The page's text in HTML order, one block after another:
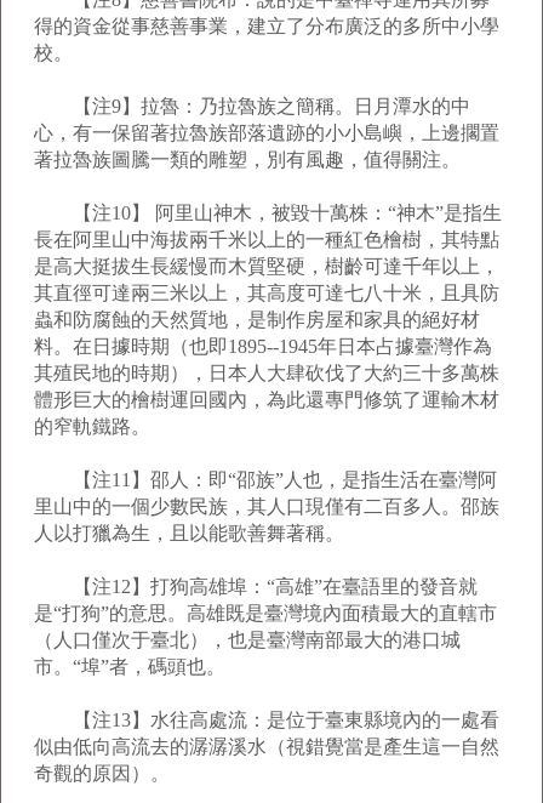
得的資金從事慈善事業，建立了分布廣泛的多所中小學
校。
【注9】拉魯：乃拉魯族之簡稱。日月潭水的中
心，有一保留著拉魯族部落遺跡的小小島嶼，上邊擱置
著拉魯族圖騰一類的雕塑，別有風趣，值得關注。
【注10】 阿里山神木，被毀十萬株：“神木”是指生
長在阿里山中海拔兩千米以上的一種紅色檜樹，其特點
是高大挺拔生長緩慢而木質堅硬，樹齡可達千年以上，
其直徑可達兩三米以上，其高度可達七八十米，且具防
蟲和防腐蝕的天然質地，是制作房屋和家具的絕好材
料。在日據時期（也即1895--1945年日本占據臺灣作為
其殖民地的時期），日本人大肆砍伐了大約三十多萬株
體形巨大的檜樹運回國內，為此還專門修筑了運輸木材
的窄軌鐵路。
【注11】邵人：即“邵族”人也，是指生活在臺灣阿
里山中的一個少數民族，其人口現僅有二百多人。邵族
人以打獵為生，且以能歌善舞著稱。
【注12】打狗高雄埠：“高雄”在臺語里的發音就
是“打狗”的意思。高雄既是臺灣境內面積最大的直轄市
（人口僅次于臺北），也是臺灣南部最大的港口城
市。“埠”者，碼頭也。
【注13】水往高處流：是位于臺東縣境內的一處看
似由低向高流去的潺潺溪水（視錯覺當是產生這一自然
奇觀的原因）。